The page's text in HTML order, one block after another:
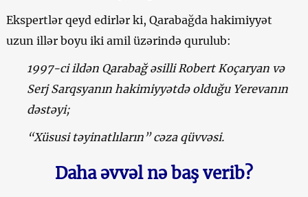
Ekspertlər qeyd edirlər ki, Qarabağda hakimiyyət
uzun illər boyu iki amil üzərində qurulub:
1997-ci ildən Qarabağ əsilli Robert Koçaryan və
Serj Sarqsyanın hakimiyyətdə olduğu Yerevanın
dəstəyi;
“Xüsusi təyinatlıların” cəza qüvvəsi.
Daha əvvəl nə baş verib?